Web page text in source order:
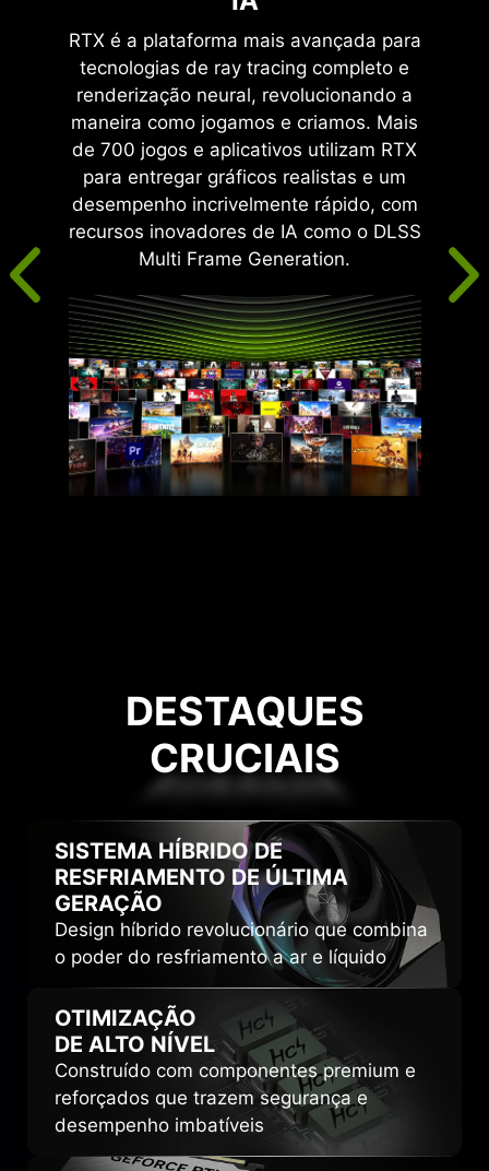
RTX é a plataforma mais avançada para
tecnologias de ray tracing completo e
renderização neural, revolucionando a
maneira como jogamos e criamos. Mais
de 700 jogos e aplicativos utilizam RTX
para entregar gráficos realistas e um
desempenho incrivelmente rápido, com
recursos inovadores de IA como o DLSS
Multi Frame Generation.
DESTAQUES
CRUCIAIS
CRUCIAIS
SISTEMA HÍBRIDO DE
RESFRIAMENTO DEÚLTIMA
GERAÇÃO
Design híbrido revolucionário que combina
o poder do resfriamento a ar e líquido
OTIMIZAÇÃO
DE ALTO NÍVEL
Construído com componentes premium e
reforçados que trazem segurança e
desempenho imbatíveis